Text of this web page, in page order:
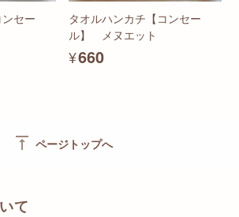
セー
タオルハンカチ【コンセー
ル】 メヌエット
¥660
vertical_align_top ページトップへ
て